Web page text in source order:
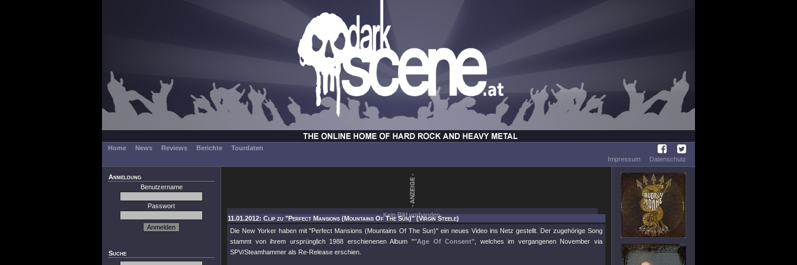
Home News Reviews Berichte
Tourdaten
Impressum
Datenschutz
Anmeldung
Benutzername
Passwort
Suche
Kein Bild vorhanden.
11.01.2012: Clip zu "Perfect Mansions (Mountains Of The Sun)" (Virgin Steele)
Die New Yorker haben mit "Perfect Mansions (Mountains Of The Sun)" ein neues Video ins Netz gestellt. Der zugehörige Song
stammt von ihrem ursprünglich 1988 erschienenen Album ""Age Of Consent" , welches im vergangenen November via
SPV/Steamhammer als Re-Release erschien.